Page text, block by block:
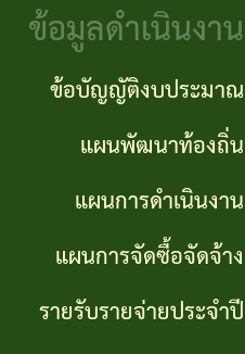
ภาค
รัฐ
(e-
GP)
คู่มือ
การ
จ่าย
ประจำ
ปี
รายงาน
ผลการ
ดำเนิน
/
กิจกรรม
การ
ประชุม
สภา
แผน
ข้อมูลดำเนินงาน
ข้อบัญญัติงบประมาณ
แผนพัฒนาท้องถิ่น
แผนการดำเนินงาน
แผนการจัดซื้อจัดจ้าง
รายรับรายจ่ายประจำปี